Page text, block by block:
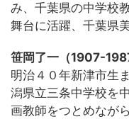
み、千葉県の中学校
舞台に活躍、千葉県
笹岡了一（1907-
明治４０年新津市生
潟県立三条中学校を
画教師をつとめなが